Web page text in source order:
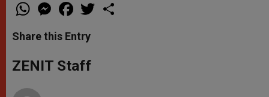
W
t
s
p
p
M
e
s
e
g
e
F
a
e
b
o
k
w
Share this Entry
ZENIT Staff